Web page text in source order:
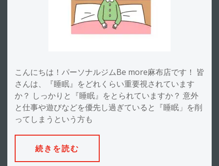
こんにちは！パーソナルジムBe more麻布店です！ 皆
さんは、『睡眠』をどれくらい重要視されています
か？ しっかりと『睡眠』をとられていますか？ 意外
と仕事や遊びなどを優先し過ぎていると『睡眠」を削
ってしまうという方も
続きを読む